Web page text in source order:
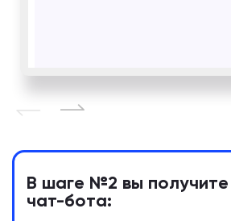
В шаге №2 вы
чат-бота: